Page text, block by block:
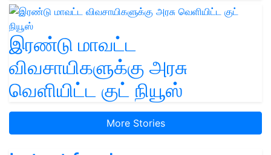
இரண்டு மாவட்ட
விவசாயிகளுக்கு அரசு
வெளியிட்ட குட் நியூஸ்
More Stories